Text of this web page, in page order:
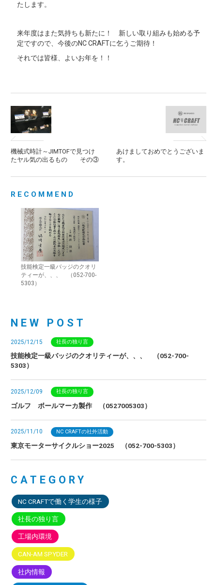
たします。
来年度はまた気持ちも新たに！ 新しい取り組みも始める予
定ですので、今後のNC CRAFTに乞うご期待！
それでは皆様、よいお年を！！
機械式時計～JIMTOFで見つけ
たヤル気の出るもの その③
あけましておめでとうございま
す。
RECOMMEND
技能検定一級バッジのクオリ
ティーが、、、 （052-700-
5303）
NEW POST
2025/12/15 社長の独り言
技能検定一級バッジのクオリティーが、、、 （052-700-
5303）
2025/12/09 社長の独り言
ゴルフ ボールマーカ製作 （0527005303）
2025/11/10 NC CRAFTの社外活動
東京モーターサイクルショー2025 （052-700-5303）
CATEGORY
NC CRAFTで働く学生の様子
社長の独り言
工場内環境
CAN-AM SPYDER
社内情報